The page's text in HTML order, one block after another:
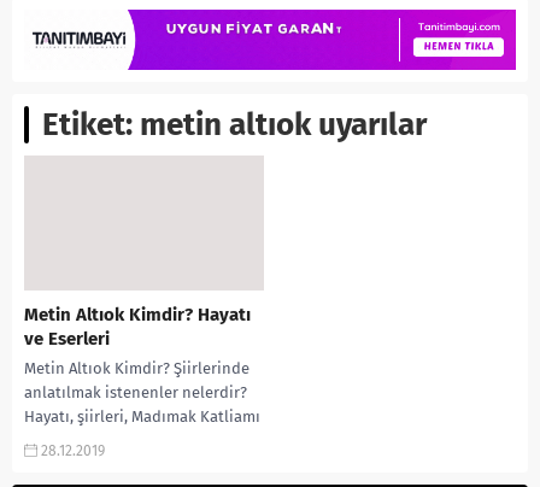
Etiket: metin altıok uyarılar
Metin Altıok Kimdir? Hayatı
ve Eserleri
Metin Altıok Kimdir? Şiirlerinde
anlatılmak istenenler nelerdir?
Hayatı, şiirleri, Madımak Katliamı
ve ölümü, şiirlerinden şarkılar,
28.12.2019